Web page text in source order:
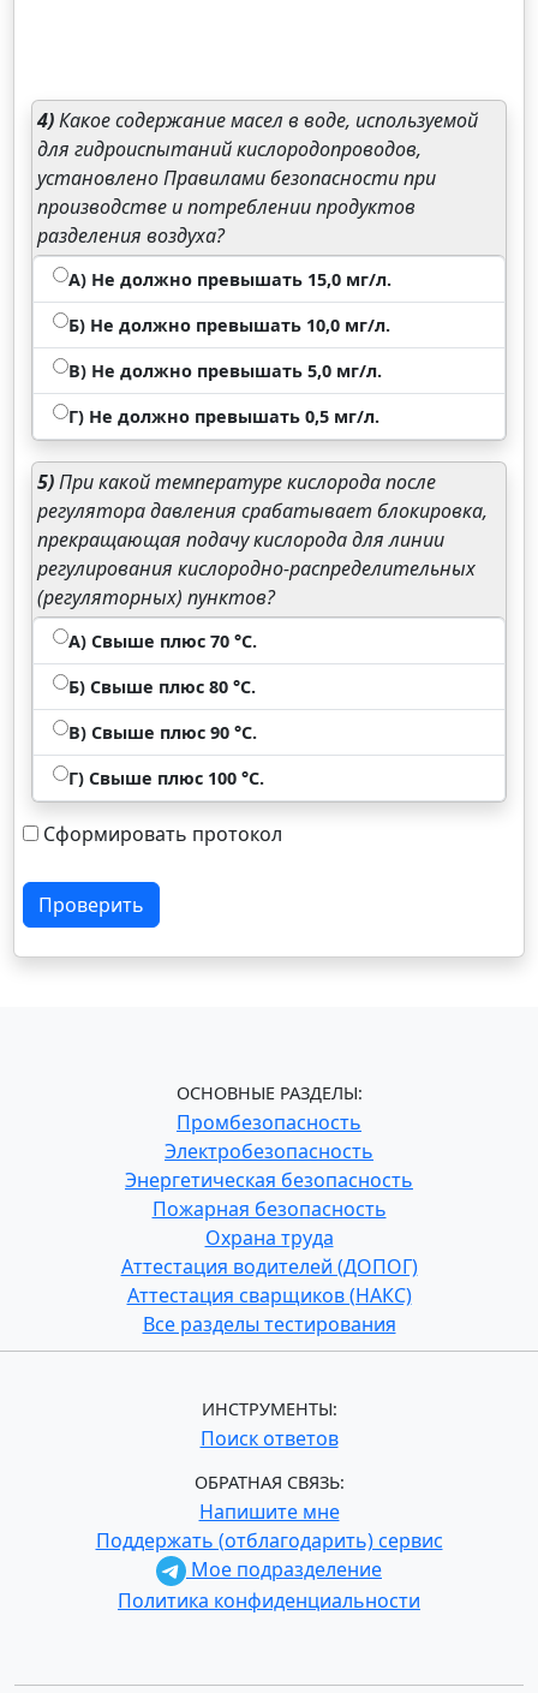
4)Какое содержание масел в воде, используемой
для гидроиспытаний кислородопроводов,
установлено Правилами безопасности при
производстве и потреблении продуктов
разделения воздуха?
А) Не должно превышать 15,0 мг/л.
Б) Не должно превышать 10,0 мг/л.
В) Не должно превышать 5,0 мг/л.
Г) Не должно превышать 0,5 мг/л.
5)При какой температуре кислорода после
регулятора давления срабатывает блокировка,
прекращающая подачу кислорода для линии
регулирования кислородно-распределительных
(регуляторных) пунктов?
А) Свыше плюс 70 °С.
Б) Свыше плюс 80 °С.
В) Свыше плюс 90 °С.
Г) Свыше плюс 100 °С.
Сформировать протокол
Проверить
ОСНОВНЫЕ РАЗДЕЛЫ:
Промбезопасность
Электробезопасность
Энергетическая безопасность
Пожарная безопасность
Охрана труда
Аттестация водителей (ДОПОГ)
Аттестация сварщиков (НАКС)
Все разделы тестирования
ИНСТРУМЕНТЫ:
Поиск ответов
ОБРАТНАЯ СВЯЗЬ:
Напишите мне
Поддержать (отблагодарить) сервис
Мое подразделение
Политика конфиденциальности